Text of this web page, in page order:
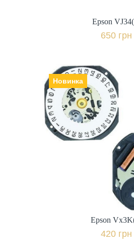
Epson
650 грн
Новинка
Epson
Виробник:
420 грн.
+
Epson
420 грн